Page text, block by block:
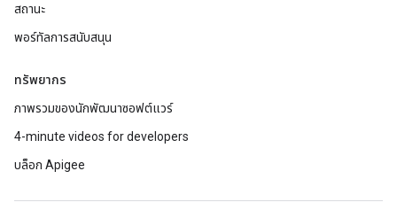
สถานะ
พอร์ทัลการสนับสนุน
ทรัพยากร
ภาพรวมของนักพัฒนาซอฟต์แวร์
4-minute videos for developers
บล็อก Apigee